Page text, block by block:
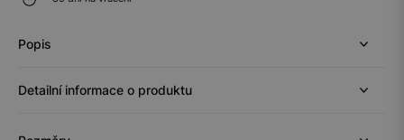
Popis
Detailní informace o produktu